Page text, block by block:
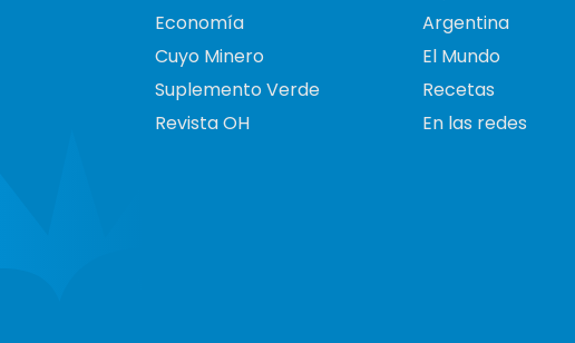
Economía
Cuyo Minero
Suplemento Verde
Revista OH
Argentina
El Mundo
Recetas
En las redes